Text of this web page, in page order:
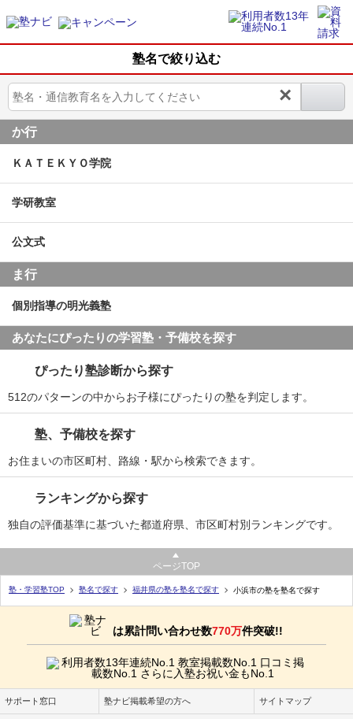
塾名で絞り込む
×
か行
ＫＡＴＥＫＹＯ学院
学研教室
公文式
ま行
個別指導の明光義塾
あなたにぴったりの学習塾・予備校を探す
ぴったり塾診断から探す
512のパターンの中からお子様にぴったりの塾を判定します。
塾、予備校を探す
お住まいの市区町村、路線・駅から検索できます。
ランキングから探す
独自の評価基準に基づいた都道府県、市区町村別ランキングです。
ページTOP
塾・学習塾TOP 塾名で探す 福井県の塾を塾名で探す 小浜市の塾を塾名で探す
は累計問い合わせ数770万件突破!!
サポート窓口 塾ナビ掲載希望の方へ サイトマップ